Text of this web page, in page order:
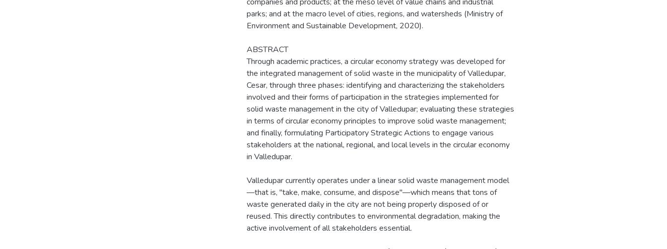
parks; and at the macro level of cities, regions, and watersheds (Ministry of
Environment and Sustainable Development, 2020).
ABSTRACT
Through academic practices, a circular economy strategy was developed for
the integrated management of solid waste in the municipality of Valledupar,
Cesar, through three phases: identifying and characterizing the stakeholders
involved and their forms of participation in the strategies implemented for
solid waste management in the city of Valledupar; evaluating these strategies
in terms of circular economy principles to improve solid waste management;
and finally, formulating Participatory Strategic Actions to engage various
stakeholders at the national, regional, and local levels in the circular economy
in Valledupar.
Valledupar currently operates under a linear solid waste management model
—that is, "take, make, consume, and dispose"—which means that tons of
waste generated daily in the city are not being properly disposed of or
reused. This directly contributes to environmental degradation, making the
active involvement of all stakeholders essential.